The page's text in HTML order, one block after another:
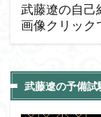
武藤遼の自己
画像クリック
武藤遼の予備試